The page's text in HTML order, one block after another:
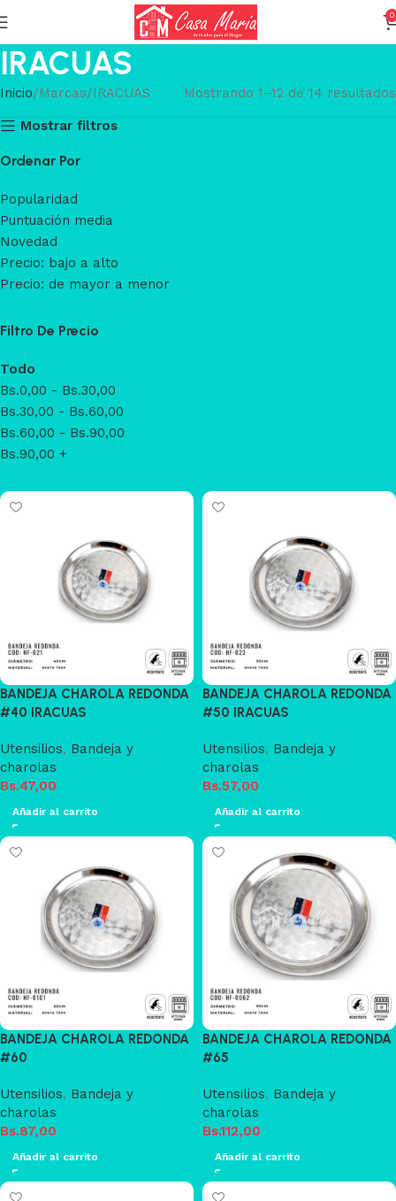
0
IRACUAS
Inicio Marcas IRACUAS Mostrando 1–12 de 14 resultados
Mostrar filtros
Ordenar Por
Popularidad
Puntuación media
Novedad
Precio: bajo a alto
Precio: de mayor a menor
Filtro De Precio
Todo
Bs.0,00 - Bs.30,00
Bs.30,00 - Bs.60,00
Bs.60,00 - Bs.90,00
Bs.90,00 +
BANDEJA CHAROLA REDONDA
#40 IRACUAS
Utensilios, Bandeja y
charolas
Bs.47,00
Añadir al carrito
BANDEJA CHAROLA REDONDA
#50 IRACUAS
Utensilios, Bandeja y
charolas
Bs.57,00
Añadir al carrito
BANDEJA CHAROLA REDONDA
#60
Utensilios, Bandeja y
charolas
Bs.87,00
Añadir al carrito
BANDEJA CHAROLA REDONDA
#65
Utensilios, Bandeja y
charolas
Bs.112,00
Añadir al carrito